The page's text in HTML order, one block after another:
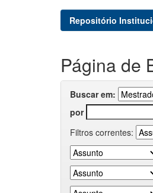
Repositório
Página de
Buscar em:
por
Filtros correntes: